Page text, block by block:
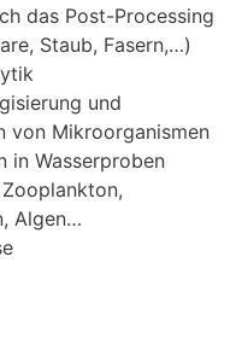
das Post-Processing
Staub, Fasern,…)
und
von Mikroorganismen
in Wasserproben
Algen…